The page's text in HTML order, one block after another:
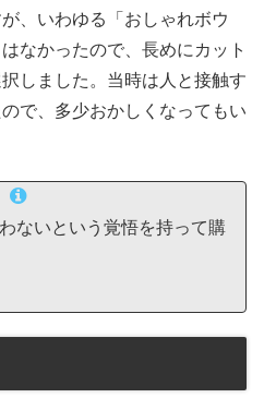
、いわゆる「おしゃれボウ
なかったので、長めにカット
しました。当時は人と接触す
で、多少おかしくなってもい
ないという覚悟を持って購